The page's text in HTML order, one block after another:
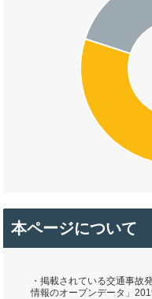
本ページについて
・掲載されている交通事故
情報のオープンデータ」